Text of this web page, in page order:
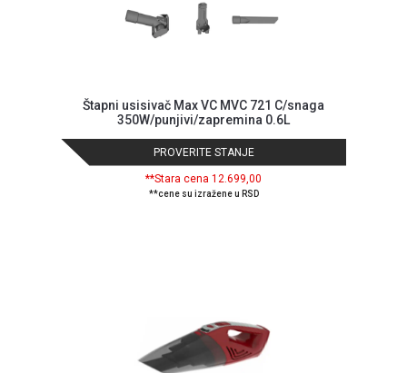
Štapni usisivač Max VC MVC 721 C/snaga
350W/punjivi/zapremina 0.6L
PROVERITE STANJE
**Stara cena 12.699,00
**cene su izražene u RSD